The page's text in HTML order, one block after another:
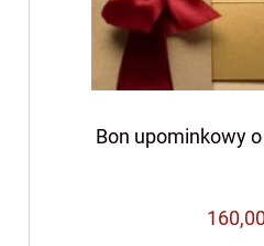
Bon upominkowy